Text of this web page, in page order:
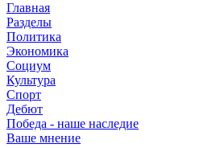
Главная
Разделы
Политика
Экономика
Социум
Культура
Спорт
Дебют
Победа - наше наследие
Ваше мнение